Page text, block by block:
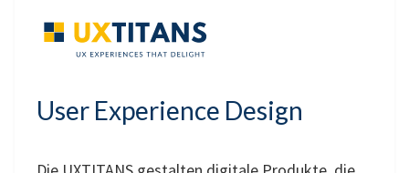
User Experience Design